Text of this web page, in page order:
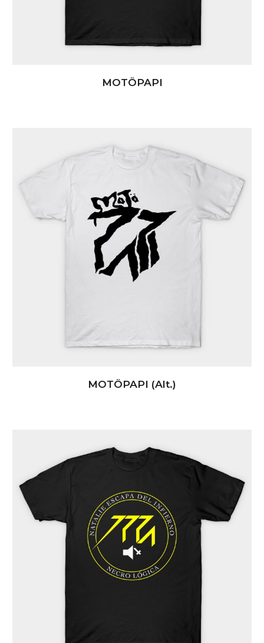
MOTÖPAPI
MOTÖPAPI (Alt.)